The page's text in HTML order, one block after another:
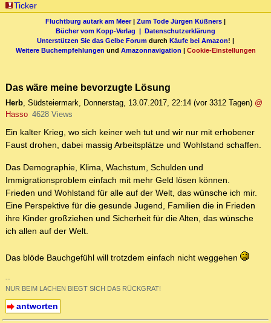
Ticker
Fluchtburg autark am Meer| Zum Tode Jürgen Küßners |
Bücher vom Kopp-Verlag | Datenschutzerklärung
Unterstützen Sie das Gelbe Forum durch Käufe bei Amazon! |
Weitere Buchempfehlungen und Amazonnavigation | Cookie-Einstellungen
Das wäre meine bevorzugte Lösung
Herb, Südsteiermark, Donnerstag, 13.07.2017, 22:14 (vor 3312 Tagen) @
Hasso 4628 Views
Ein kalter Krieg, wo sich keiner weh tut und wir nur mit erhobener
Faust drohen, dabei massig Arbeitsplätze und Wohlstand schaffen.
Das Demographie, Klima, Wachstum, Schulden und
Immigrationsproblem einfach mit mehr Geld lösen können.
Frieden und Wohlstand für alle auf der Welt, das wünsche ich mir.
Eine Perspektive für die gesunde Jugend, Familien die in Frieden
ihre Kinder großziehen und Sicherheit für die Alten, das wünsche
ich allen auf der Welt.
Das blöde Bauchgefühl will trotzdem einfach nicht weggehen
--
NUR BEIM LACHEN BIEGT SICH DAS RÜCKGRAT!
antworten